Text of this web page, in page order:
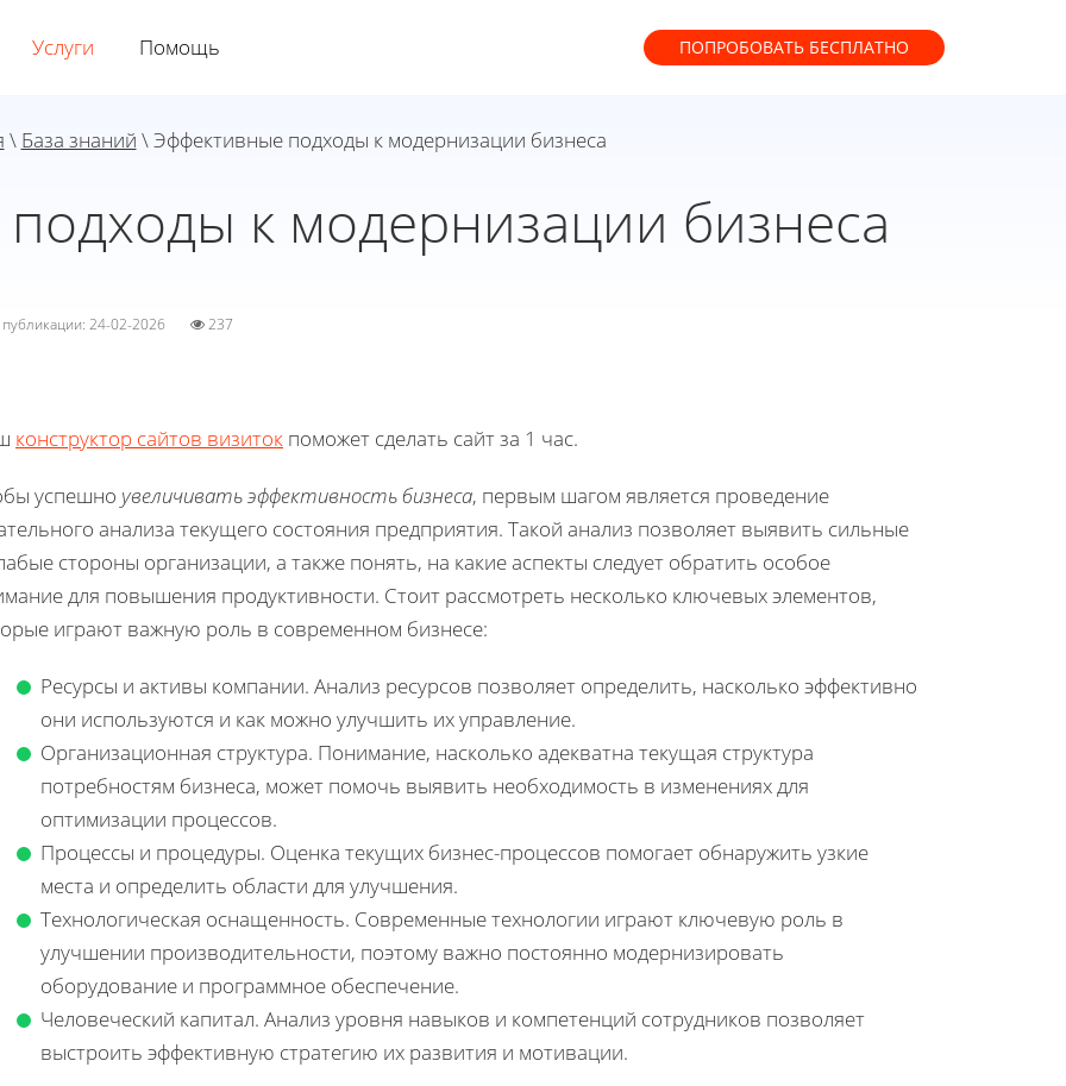
Услуги Помощь ПОПРОБОВАТЬ БЕСПЛАТНО
\ База знаний \ Эффективные подходы к модернизации бизнеса
к модернизации бизнеса
публикации: 24-02-2026 237
конструктор сайтов визиток поможет сделать сайт за 1 час.
успешно увеличивать эффективность бизнеса, первым шагом является проведение
анализа текущего состояния предприятия. Такой анализ позволяет выявить сильные
стороны организации, а также понять, на какие аспекты следует обратить особое
для повышения продуктивности. Стоит рассмотреть несколько ключевых элементов,
играют важную роль в современном бизнесе:
Ресурсы и активы компании. Анализ ресурсов позволяет определить, насколько эффективно
они используются и как можно улучшить их управление.
Организационная структура. Понимание, насколько адекватна текущая структура
потребностям бизнеса, может помочь выявить необходимость в изменениях для
оптимизации процессов.
Процессы и процедуры. Оценка текущих бизнес-процессов помогает обнаружить узкие
места и определить области для улучшения.
Технологическая оснащенность. Современные технологии играют ключевую роль в
улучшении производительности, поэтому важно постоянно модернизировать
оборудование и программное обеспечение.
Человеческий капитал. Анализ уровня навыков и компетенций сотрудников позволяет
выстроить эффективную стратегию их развития и мотивации.